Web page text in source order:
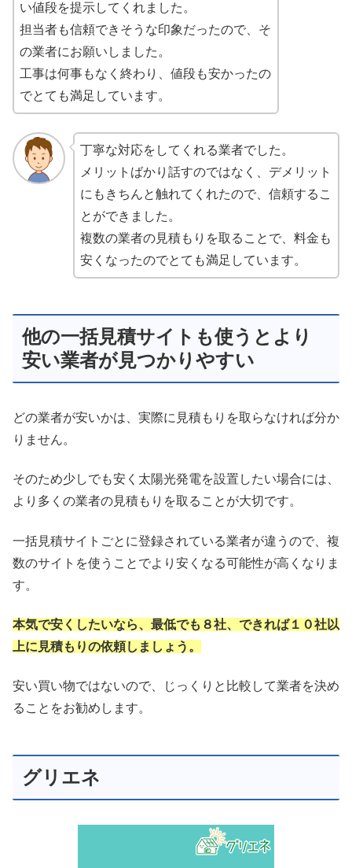
い値段を提示してくれました。
担当者も信頼できそうな印象だったので、そ
の業者にお願いしました。
工事は何事もなく終わり、値段も安かったの
でとても満足しています。
丁寧な対応をしてくれる業者でした。
メリットばかり話すのではなく、デメリット
にもきちんと触れてくれたので、信頼するこ
とができました。
複数の業者の見積もりを取ることで、料金も
安くなったのでとても満足しています。
他の一括見積サイトも使うとより
安い業者が見つかりやすい
どの業者が安いかは、実際に見積もりを取らなければ分か
りません。
そのため少しでも安く太陽光発電を設置したい場合には、
より多くの業者の見積もりを取ることが大切です。
一括見積サイトごとに登録されている業者が違うので、複
数のサイトを使うことでより安くなる可能性が高くなりま
す。
本気で安くしたいなら、最低でも８社、できれば１０社以
上に見積もりの依頼しましょう。
安い買い物ではないので、じっくりと比較して業者を決め
ることをお勧めします。
グリエネ